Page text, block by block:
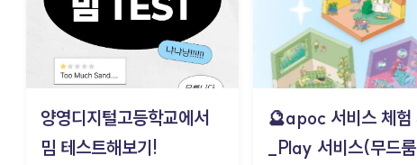
양영디지털고등학교에서
밈 테스트해보기!
🔮apoc 서비스 체험
_Play 서비스(무드